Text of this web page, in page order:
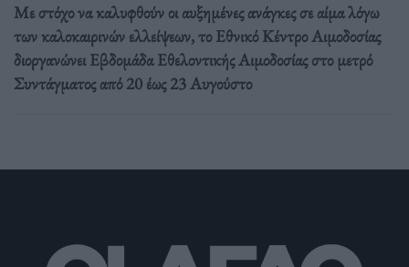
Με στόχο να καλυφθούν οι αυξημένες ανάγκες σε αίμα λόγω
των καλοκαιρινών ελλείψεων, το Εθνικό Κέντρο Αιμοδοσίας
διοργανώνει Εβδομάδα Εθελοντικής Αιμοδοσίας στο μετρό
Συντάγματος από 20 έως 23 Αυγούστο